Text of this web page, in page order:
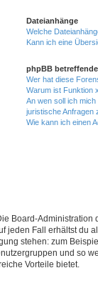
Dateianhänge
Welche
Kann ich eine
phpBB
Wer hat diese
Warum ist Funktion
An wen soll ich
juristische Anfragen
Wie kann ich einen
Board-Administration
jeden Fall erhältst du
stehen: zum
und so
Vorteile bietet.